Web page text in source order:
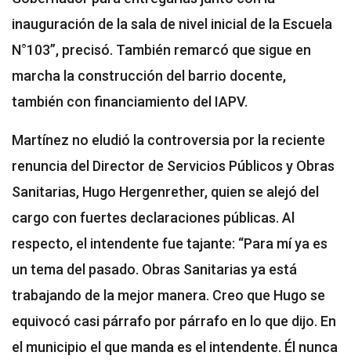
inauguración de la sala de nivel inicial de la Escuela
N°103”, precisó. También remarcó que sigue en
marcha la construcción del barrio docente,
también con financiamiento del IAPV.
Martínez no eludió la controversia por la reciente
renuncia del Director de Servicios Públicos y Obras
Sanitarias, Hugo Hergenrether, quien se alejó del
cargo con fuertes declaraciones públicas. Al
respecto, el intendente fue tajante: “Para mí ya es
un tema del pasado. Obras Sanitarias ya está
trabajando de la mejor manera. Creo que Hugo se
equivocó casi párrafo por párrafo en lo que dijo. En
el municipio el que manda es el intendente. Él nunca